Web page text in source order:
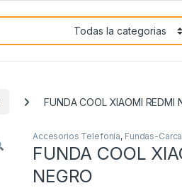
FUNDA COOL XIAOMI REDMI
Accesorios Telefonía, Fundas-
FUNDA COOL
NEGRO